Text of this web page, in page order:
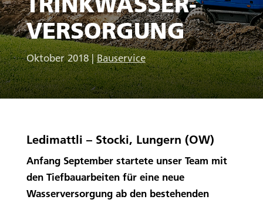
VERSORGUNG
Oktober 2018|Bauservice
Ledimattli – Stocki, Lungern (OW)
Anfang September startete unser Team mit
den Tiefbauarbeiten für eine neue
Wasserversorgung ab den bestehenden